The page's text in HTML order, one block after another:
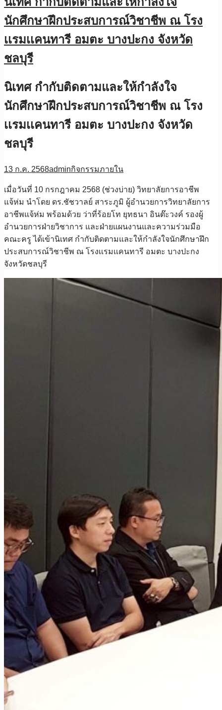
นักศึกษาฝึกประสบการณ์วิชาชีพ ณ โรง
เเรมเเคนทารี อมตะ บางปะกง จังหวัด
ชลบุรี
นิเทศ กำกับติดตามและให้กำลังใจ
นักศึกษาฝึกประสบการณ์วิชาชีพ ณ โรง
เเรมเเคนทารี อมตะ บางปะกง จังหวัด
ชลบุรี
13 ก.ค. 2568adminกิจกรรมภายใน
เมื่อวันที่ 10 กรกฎาคม 2568 (ช่วงบ่าย) วิทยาลัยการอาชีพ
แจ้ห่ม นำโดย ดร.ชัชวาลย์ สาระภูมิ ผู้อำนวยการวิทยาลัยการ
อาชีพแจ้ห่ม พร้อมด้วย ว่าที่ร้อยโท ยุทธนา อินต๊ะวงค์ รองผู้
อำนวยการฝ่ายวิชาการ และฝ่ายแผนงานและความร่วมมือ
คณะครู ได้เข้านิเทศ กำกับติดตามและให้กำลังใจนักศึกษาฝึก
ประสบการณ์วิชาชีพ ณ โรงเเรมเเคนทารี อมตะ บางปะกง
จังหวัดชลบุรี